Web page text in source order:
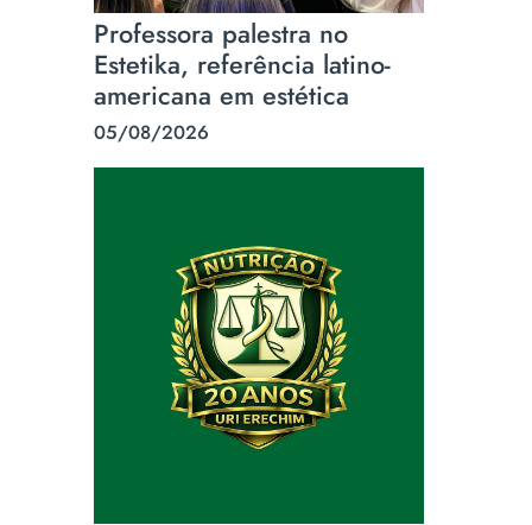
Professora palestra no
Estetika, referência latino-
americana em estética
05/08/2026